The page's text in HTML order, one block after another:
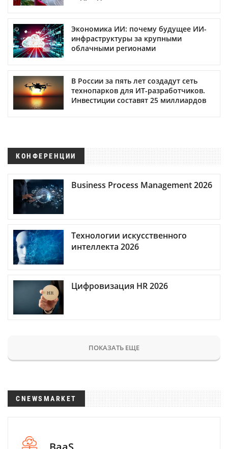
Экономика ИИ: почему будущее ИИ-
инфраструктуры за крупными
облачными регионами
В России за пять лет создадут сеть
технопарков для ИТ-разработчиков.
Инвестиции составят 25 миллиардов
КОНФЕРЕНЦИИ
Business Process Management 2026
Технологии искусственного
интеллекта 2026
Цифровизация HR 2026
ПОКАЗАТЬ ЕЩЕ
CNEWSMARKET